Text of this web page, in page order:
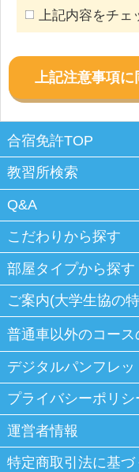
上記内容をチェ
上記注意事項
合宿免許TOP
教習所検索
Q&A
こだわりから探す
部屋タイプから探す
ご案内(大学生協の
普通車以外のコー
デジタルパンフレッ
プライバシーポリシ
運営者情報
特定商取引法に基づ